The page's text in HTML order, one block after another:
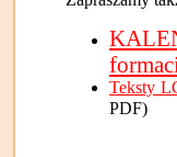
Teksty
PDF)